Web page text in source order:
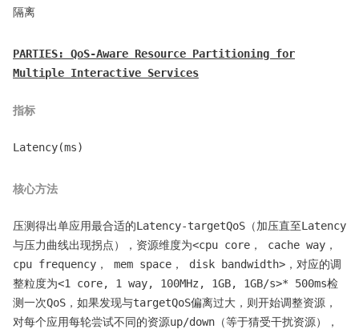
隔离
PARTIES: QoS-Aware Resource Partitioning for
Multiple Interactive Services
指标
Latency(ms)
核心方法
压测得出单应用最合适的Latency-targetQoS（加压直至Latency
与压力曲线出现拐点），资源维度为<cpu core， cache way，
cpu frequency， mem space， disk bandwidth>，对应的调
整粒度为<1 core, 1 way, 100MHz, 1GB, 1GB/s>* 500ms检
测一次QoS，如果发现与targetQoS偏离过大，则开始调整资源，
对每个应用每轮尝试不同的资源up/down（等于猜受干扰资源），